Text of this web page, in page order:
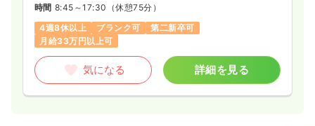
時間 8:45～17:30 （休憩75分）
4週8休以上
ブランク可
第二新卒可
月給33万円以上可
気になる 詳細を見る